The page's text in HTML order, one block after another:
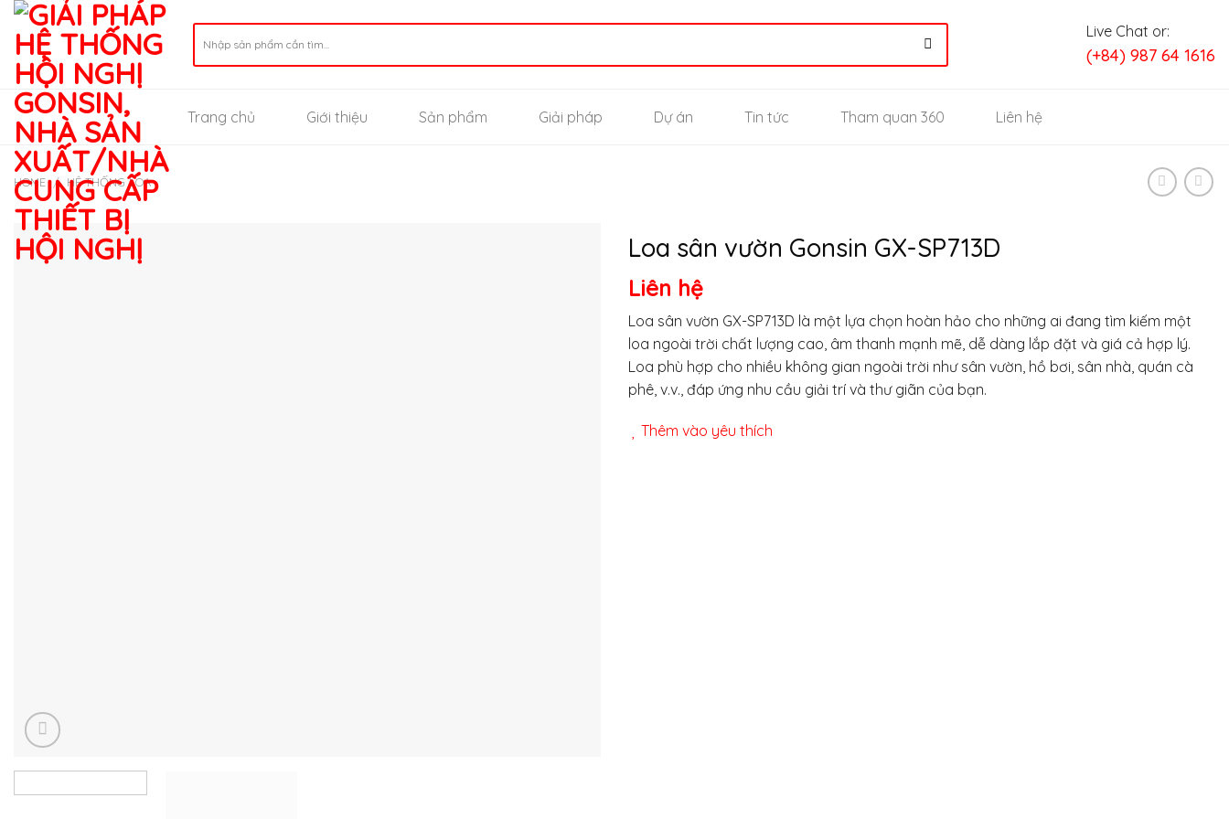
Skip
content
for:
Live Chat or:
(+84) 987 64 1616
Trang chủ Giới thiệu Sản phẩm Giải pháp Dự án Tin tức Tham quan 360 Liên hệ
HOME / HỆ THỐNG LOA
Loa sân vườn Gonsin GX-SP713D
Liên hệ
Loa sân vườn GX-SP713D là một lựa chọn hoàn hảo cho những ai đang tìm kiếm một
loa ngoài trời chất lượng cao, âm thanh mạnh mẽ, dễ dàng lắp đặt và giá cả hợp lý.
Loa phù hợp cho nhiều không gian ngoài trời như sân vườn, hồ bơi, sân nhà, quán cà
phê, v.v., đáp ứng nhu cầu giải trí và thư giãn của bạn.
Thêm vào yêu thích